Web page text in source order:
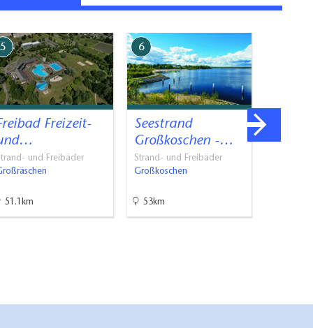
5
Freizeit-
und Freibäder
51.1km
6
Seestrand
Großkoschen -…
Strand- und Freibäder
Großkoschen
53km